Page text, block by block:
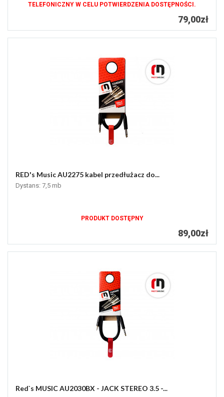
TELEFONICZNY W CELU POTWIERDZENIA DOSTĘPNOŚCI.
79,00zł
RED's Music AU2275 kabel przedłużacz do...
Dystans: 7,5 mb
PRODUKT DOSTĘPNY
89,00zł
Red`s MUSIC AU2030BX - JACK STEREO 3.5 -...